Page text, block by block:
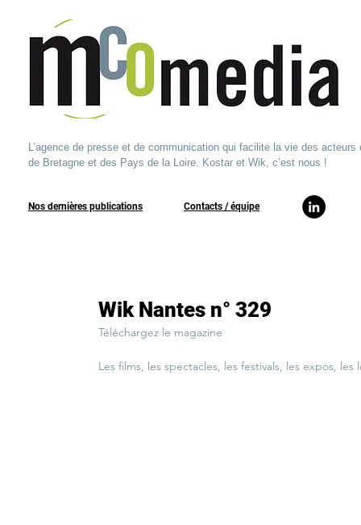
L’agence de presse et de communication qui facilite la vie des acteurs
de Bretagne et des Pays de la Loire. Kostar et Wik, c’est nous !
Nos dernières publications ​Contacts / équipe​
Wik Nantes n° 329
Téléchargez le magazine
Les films, les spectacles, les festivals, les expos,